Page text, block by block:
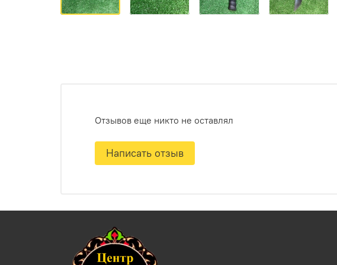
Отзывов еще никто не оставлял
Написать отзыв